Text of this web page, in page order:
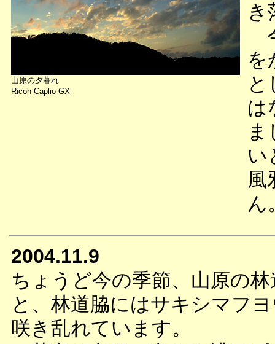
山原の夕暮れ
Ricoh Caplio GX
き
を
と
は
い
風
ん
2004.11.9
ちょうど今の季節、山原の
と、林道脇にはサキシマフ
咲き乱れています。